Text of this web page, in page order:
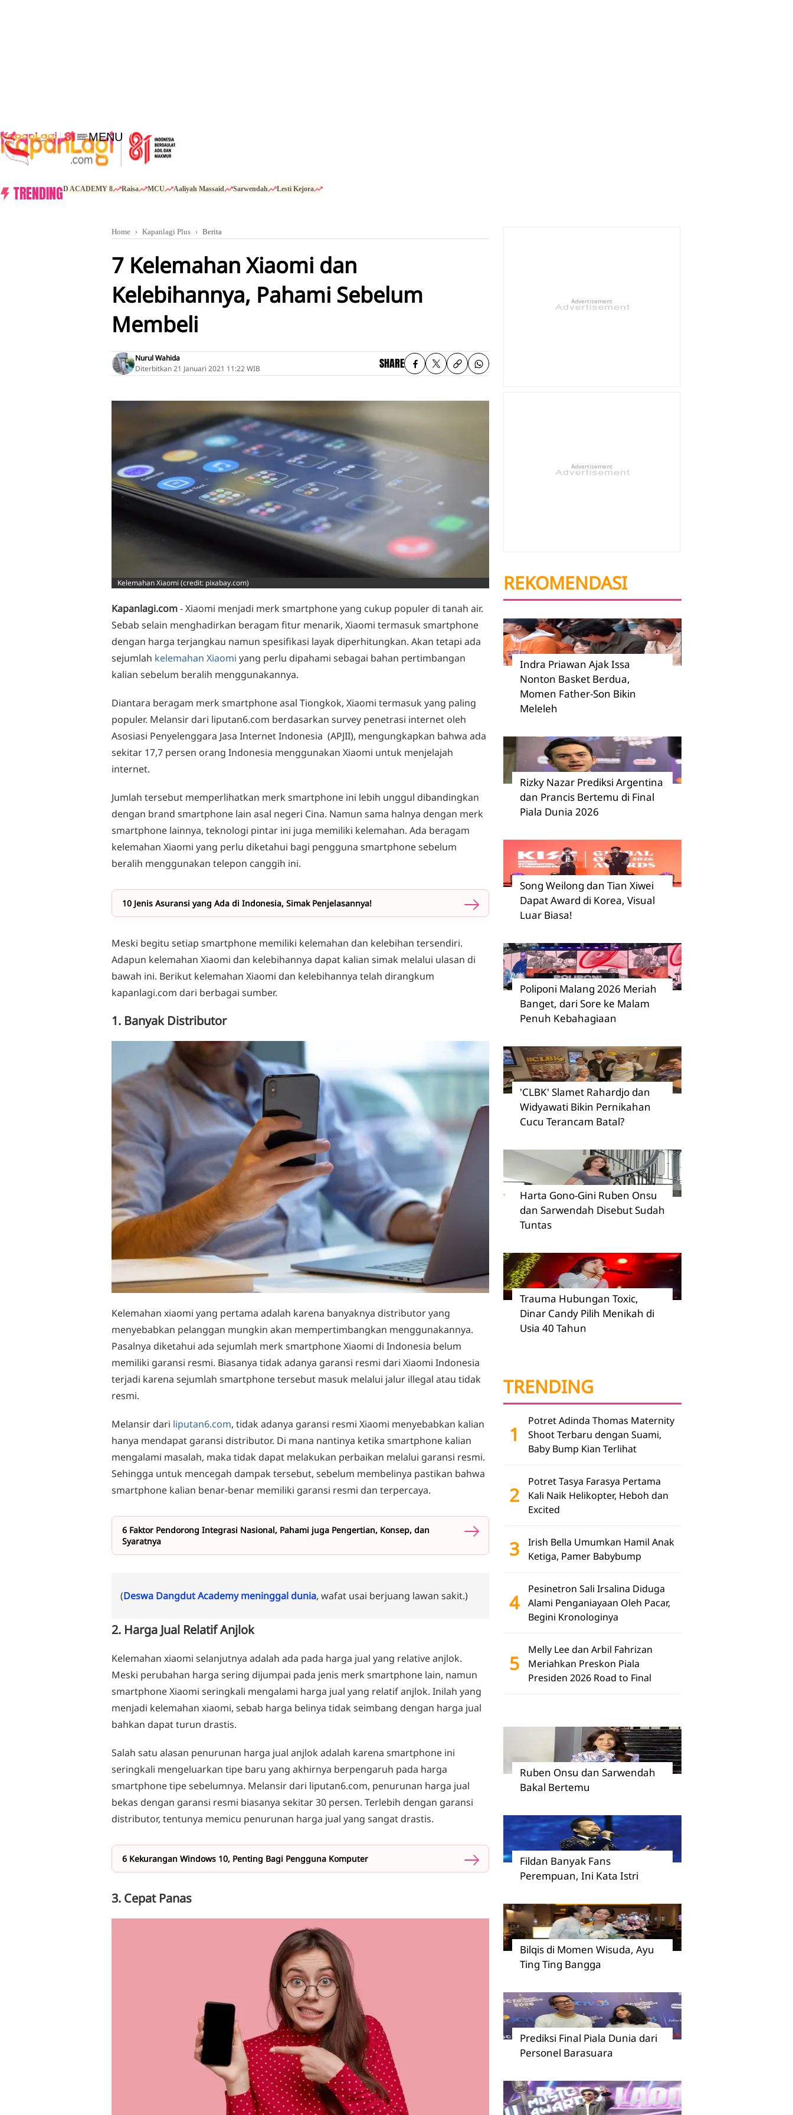
MENU
TRENDINGD ACADEMY 8 Raisa MCU Aaliyah Massaid Sarwendah Lesti Kejora
Home Kapanlagi Plus Berita
7 Kelemahan Xiaomi dan
Kelebihannya, Pahami Sebelum
Membeli
Nurul Wahida
Diterbitkan21 Januari 2021 11:22 WIB SHARE
Kelemahan Xiaomi (credit: pixabay.com)
Kapanlagi.com- Xiaomi menjadi merk smartphone yang cukup populer di tanah air.
Sebab selain menghadirkan beragam fitur menarik, Xiaomi termasuk smartphone
dengan harga terjangkau namun spesifikasi layak diperhitungkan. Akan tetapi ada
sejumlah kelemahan Xiaomi yang perlu dipahami sebagai bahan pertimbangan
kalian sebelum beralih menggunakannya.
Diantara beragam merk smartphone asal Tiongkok, Xiaomi termasuk yang paling
populer. Melansir dari liputan6.com berdasarkan survey penetrasi internet oleh
Asosiasi Penyelenggara Jasa Internet Indonesia (APJII), mengungkapkan bahwa ada
sekitar 17,7 persen orang Indonesia menggunakan Xiaomi untuk menjelajah
internet.
Jumlah tersebut memperlihatkan merk smartphone ini lebih unggul dibandingkan
dengan brand smartphone lain asal negeri Cina. Namun sama halnya dengan merk
smartphone lainnya, teknologi pintar ini juga memiliki kelemahan. Ada beragam
kelemahan Xiaomi yang perlu diketahui bagi pengguna smartphone sebelum
beralih menggunakan telepon canggih ini.
10 Jenis Asuransi yang Ada di Indonesia, Simak Penjelasannya!
Meski begitu setiap smartphone memiliki kelemahan dan kelebihan tersendiri.
Adapun kelemahan Xiaomi dan kelebihannya dapat kalian simak melalui ulasan di
bawah ini. Berikut kelemahan Xiaomi dan kelebihannya telah dirangkum
kapanlagi.com dari berbagai sumber.
1. Banyak Distributor
Kelemahan xiaomi yang pertama adalah karena banyaknya distributor yang
menyebabkan pelanggan mungkin akan mempertimbangkan menggunakannya.
Pasalnya diketahui ada sejumlah merk smartphone Xiaomi di Indonesia belum
memiliki garansi resmi. Biasanya tidak adanya garansi resmi dari Xiaomi Indonesia
terjadi karena sejumlah smartphone tersebut masuk melalui jalur illegal atau tidak
resmi.
Melansir dari liputan6.com, tidak adanya garansi resmi Xiaomi menyebabkan kalian
hanya mendapat garansi distributor. Di mana nantinya ketika smartphone kalian
mengalami masalah, maka tidak dapat melakukan perbaikan melalui garansi resmi.
Sehingga untuk mencegah dampak tersebut, sebelum membelinya pastikan bahwa
smartphone kalian benar-benar memiliki garansi resmi dan terpercaya.
6 Faktor Pendorong Integrasi Nasional, Pahami juga Pengertian, Konsep, dan
Syaratnya
(Deswa Dangdut Academy meninggal dunia, wafat usai berjuang lawan sakit.)
2. Harga Jual Relatif Anjlok
Kelemahan xiaomi selanjutnya adalah ada pada harga jual yang relative anjlok.
Meski perubahan harga sering dijumpai pada jenis merk smartphone lain, namun
smartphone Xiaomi seringkali mengalami harga jual yang relatif anjlok. Inilah yang
menjadi kelemahan xiaomi, sebab harga belinya tidak seimbang dengan harga jual
bahkan dapat turun drastis.
Salah satu alasan penurunan harga jual anjlok adalah karena smartphone ini
seringkali mengeluarkan tipe baru yang akhirnya berpengaruh pada harga
smartphone tipe sebelumnya. Melansir dari liputan6.com, penurunan harga jual
bekas dengan garansi resmi biasanya sekitar 30 persen. Terlebih dengan garansi
distributor, tentunya memicu penurunan harga jual yang sangat drastis.
6 Kekurangan Windows 10, Penting Bagi Pengguna Komputer
3. Cepat Panas
Advertisement
Advertisement
REKOMENDASI
Indra Priawan Ajak Issa
Nonton Basket Berdua,
Momen Father-Son Bikin
Meleleh
Rizky Nazar Prediksi Argentina
dan Prancis Bertemu di Final
Piala Dunia 2026
Song Weilong dan Tian Xiwei
Dapat Award di Korea, Visual
Luar Biasa!
Poliponi Malang 2026 Meriah
Banget, dari Sore ke Malam
Penuh Kebahagiaan
'CLBK' Slamet Rahardjo dan
Widyawati Bikin Pernikahan
Cucu Terancam Batal?
Harta Gono-Gini Ruben Onsu
dan Sarwendah Disebut Sudah
Tuntas
Trauma Hubungan Toxic,
Dinar Candy Pilih Menikah di
Usia 40 Tahun
TRENDING
1
Potret Adinda Thomas Maternity
Shoot Terbaru dengan Suami,
Baby Bump Kian Terlihat
2
Potret Tasya Farasya Pertama
Kali Naik Helikopter, Heboh dan
Excited
3
Irish Bella Umumkan Hamil Anak
Ketiga, Pamer Babybump
4
Pesinetron Sali Irsalina Diduga
Alami Penganiayaan Oleh Pacar,
Begini Kronologinya
5
Melly Lee dan Arbil Fahrizan
Meriahkan Preskon Piala
Presiden 2026 Road to Final
Ruben Onsu dan Sarwendah
Bakal Bertemu
Fildan Banyak Fans
Perempuan, Ini Kata Istri
Bilqis di Momen Wisuda, Ayu
Ting Ting Bangga
Prediksi Final Piala Dunia dari
Personel Barasuara